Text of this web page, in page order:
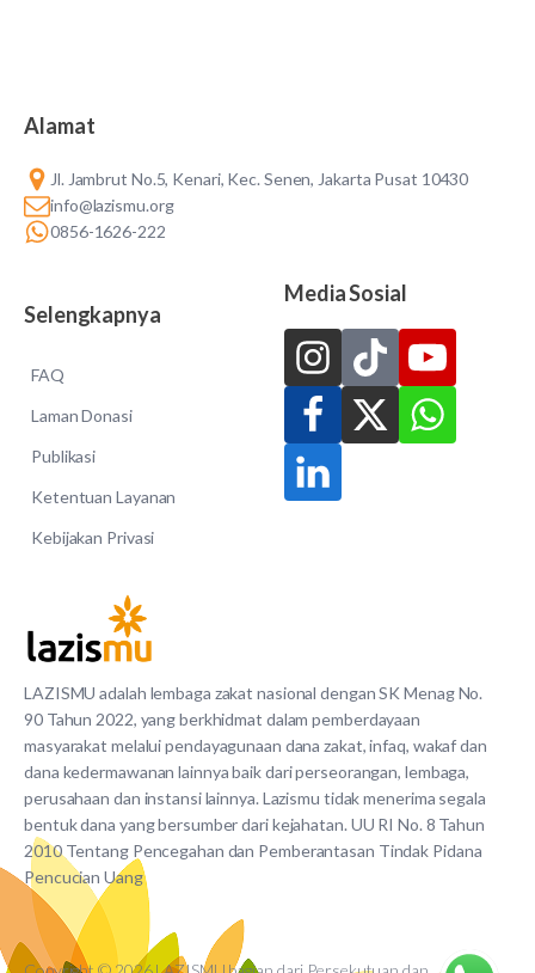
LAZISMU adalah lembaga zakat nasional dengan SK Menag No.
90 Tahun 2022, yang berkhidmat dalam pemberdayaan
masyarakat melalui pendayagunaan dana zakat, infaq, wakaf dan
dana kedermawanan lainnya baik dari perseorangan, lembaga,
perusahaan dan instansi lainnya. Lazismu tidak menerima segala
bentuk dana yang bersumber dari kejahatan. UU RI No. 8 Tahun
2010 Tentang Pencegahan dan Pemberantasan Tindak Pidana
Pencucian Uang
Alamat
Jl. Jambrut No.5, Kenari, Kec. Senen, Jakarta Pusat 10430
info@lazismu.org
0856-1626-222
Selengkapnya
FAQ
Laman Donasi
Publikasi
Ketentuan Layanan
Kebijakan Privasi
Media Sosial